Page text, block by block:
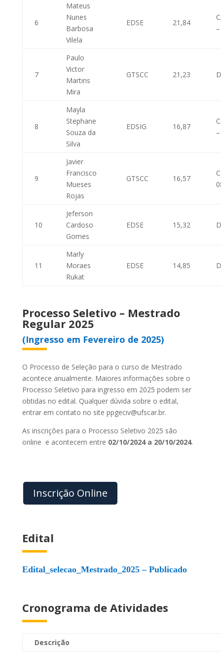
6
Mateus
Nunes
Barbosa
Vilela
EDSE 21,84
7
Paulo
Victor
Martins
Mira
GTSCC 21,23
8
Mayla
Stephane
Souza da
Silva
EDSIG 16,87
9
Javier
Francisco
Mueses
Rojas
GTSCC 16,57
10
Jeferson
Cardoso
Gomes
EDSE 15,32
11
Marly
Moraes
Rukat
EDSE 14,85
Processo Seletivo – Mestrado
Regular 2025
(Ingresso em Fevereiro de 2025)
O Processo de Seleção para o curso de Mestrado
acontece anualmente. Maiores informações sobre o
Processo Seletivo para ingresso em 2025 podem ser
obtidas no edital. Qualquer dúvida sobre o edital,
entrar em contato no site ppgeciv@ufscar.br.
As inscrições para o Processo Seletivo 2025 são
online e acontecem entre 02/10/2024 a 20/10/2024.
Inscrição Online
Edital
Edital_selecao_Mestrado_2025 – Publicado
Cronograma de Atividades
Descrição